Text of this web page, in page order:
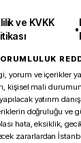
ve KVKK
•
yorum ve içerikler
kişisel mali
yatırım
doğruluğu ve
hata, eksiklik,
zararlardan